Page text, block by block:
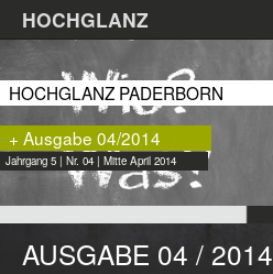
Zum
Hauptinhalt
springen
HOCHGLANZ
HOCHGLANZ PADERBORN
+ Ausgabe 04/2014
Jahrgang 5 | Nr. 04 | Mitte April 2014
AUSGABE 04 / 2014